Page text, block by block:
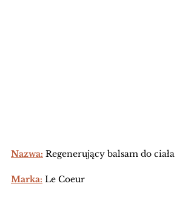
Nazwa: Regenerujący balsam do ciała
Marka: Le Coeur